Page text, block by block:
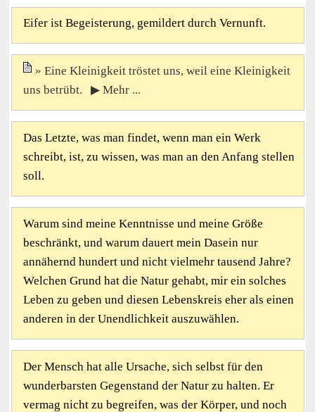
Eifer ist Begeisterung, gemildert durch Vernunft.
Eine Kleinigkeit tröstet uns, weil eine Kleinigkeit
uns betrübt. ▶ Mehr ...
Das Letzte, was man findet, wenn man ein Werk
schreibt, ist, zu wissen, was man an den Anfang stellen
soll.
Warum sind meine Kenntnisse und meine Größe
beschränkt, und warum dauert mein Dasein nur
annähernd hundert und nicht vielmehr tausend Jahre?
Welchen Grund hat die Natur gehabt, mir ein solches
Leben zu geben und diesen Lebenskreis eher als einen
anderen in der Unendlichkeit auszuwählen.
Der Mensch hat alle Ursache, sich selbst für den
wunderbarsten Gegenstand der Natur zu halten. Er
vermag nicht zu begreifen, was der Körper, und noch